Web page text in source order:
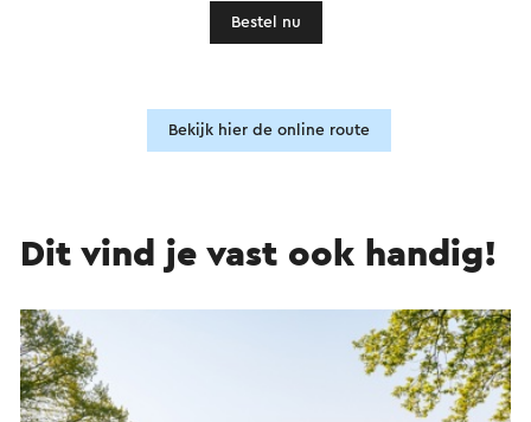
Bestel nu
Bekijk hier de online route
Dit vind je vast ook handig!